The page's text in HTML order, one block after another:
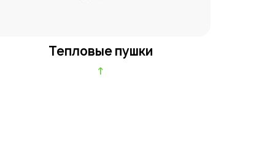
Тепловые пушки
↑